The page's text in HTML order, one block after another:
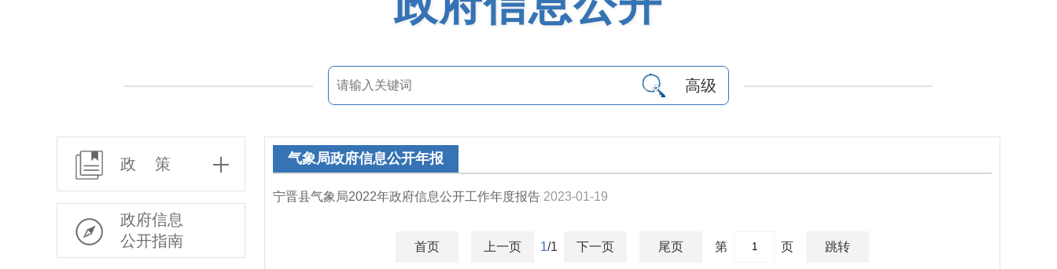
高级
政 策
政府信息
公开指南
气象局政府信息公开年报
宁晋县气象局2022年政府信息公开工作年度报告 2023-01-19
首页 上一页 1/1 下一页 尾页 第 页 跳转